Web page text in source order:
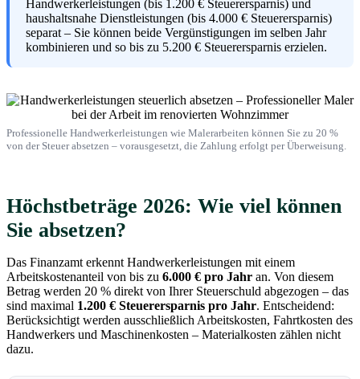
Handwerkerleistungen (bis 1.200 € Steuerersparnis) und
haushaltsnahe Dienstleistungen (bis 4.000 € Steuerersparnis)
separat – Sie können beide Vergünstigungen im selben Jahr
kombinieren und so bis zu 5.200 € Steuerersparnis erzielen.
Professionelle Handwerkerleistungen wie Malerarbeiten können Sie zu 20 %
von der Steuer absetzen – vorausgesetzt, die Zahlung erfolgt per Überweisung.
Höchstbeträge 2026: Wie viel können
Sie absetzen?
Das Finanzamt erkennt Handwerkerleistungen mit einem
Arbeitskostenanteil von bis zu 6.000 € pro Jahr an. Von diesem
Betrag werden 20 % direkt von Ihrer Steuerschuld abgezogen – das
sind maximal 1.200 € Steuerersparnis pro Jahr. Entscheidend:
Berücksichtigt werden ausschließlich Arbeitskosten, Fahrtkosten des
Handwerkers und Maschinenkosten – Materialkosten zählen nicht
dazu.